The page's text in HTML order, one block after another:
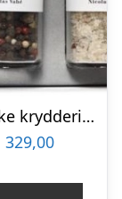
Gaveæske krydderisæt Nicolas Vahé Gift Sets Favourite Collection Box – 4 salt- og peberblandinger med keramisk kværn, glas sort/grå
329,00